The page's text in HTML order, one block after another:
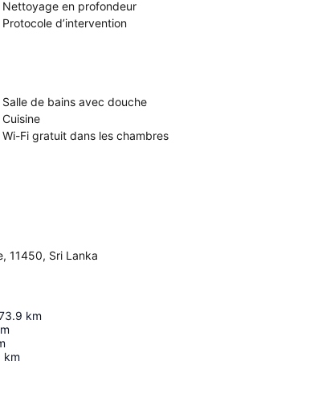
Nettoyage en profondeur
Protocole d’intervention
Salle de bains avec douche
Cuisine
Wi-Fi gratuit dans les chambres
11450, Sri Lanka
km
km